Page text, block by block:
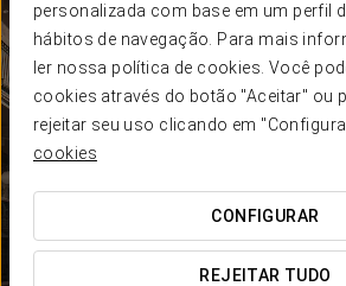
personalizada com base em um perfil
hábitos de navegação. Para mais
ler nossa política de cookies. Você
cookies através do botão "Aceitar" ou
rejeitar seu uso clicando em
cookies
CONFIGURAR
REJEITAR TUDO